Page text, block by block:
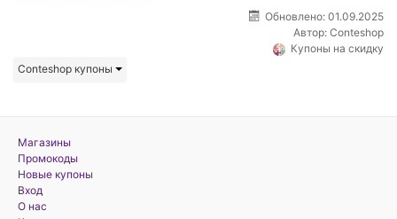
Обновлено: 01.09.2025
Автор: Conteshop
Купоны на скидку
Conteshop купоны
Магазины
Промокоды
Новые купоны
Вход
О нас